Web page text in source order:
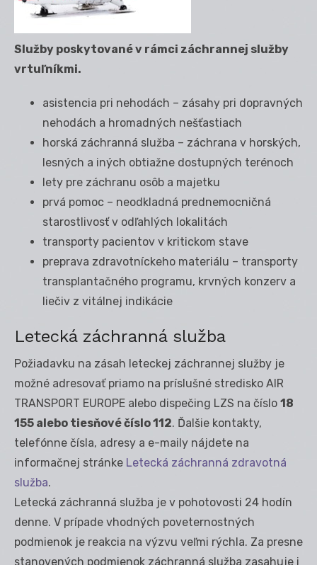
Služby poskytované v rámci záchrannej služby
vrtuľníkmi.
asistencia pri nehodách – zásahy pri dopravných
nehodách a hromadných nešťastiach
horská záchranná služba – záchrana v horských,
lesných a iných obtiažne dostupných terénoch
lety pre záchranu osôb a majetku
prvá pomoc – neodkladná prednemocničná
starostlivosť v odľahlých lokalitách
transporty pacientov v kritickom stave
preprava zdravotníckeho materiálu – transporty
transplantačného programu, krvných konzerv a
liečiv z vitálnej indikácie
Letecká záchranná služba
Požiadavku na zásah leteckej záchrannej služby je
možné adresovať priamo na príslušné stredisko AIR
TRANSPORT EUROPE alebo dispečing LZS na číslo 18
155 alebo tiesňové číslo 112. Ďalšie kontakty,
telefónne čísla, adresy a e-maily nájdete na
informačnej stránke Letecká záchranná zdravotná
služba.
Letecká záchranná služba je v pohotovosti 24 hodín
denne. V prípade vhodných poveternostných
podmienok je reakcia na výzvu veľmi rýchla. Za presne
stanovených podmienok záchranná služba zasahuje i